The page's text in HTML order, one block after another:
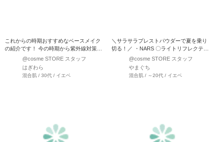
これからの時期おすすめなベースメイク
の紹介です！ 今の時期から紫外線対策か
なり大切になってきます…
@cosme STORE スタッフ
はぎわら
混合肌 / 30代 / イエベ
＼サラサラプレストパウダーで夏を乗り
切る！／ ・NARS 〇ライトリフレクティ
ングセッティ…@cosme STORE スタッフ
やまぐち
混合肌 / ～20代 / イエベ